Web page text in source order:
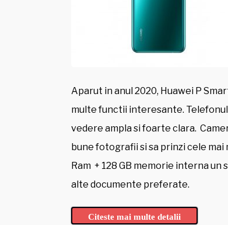
Aparut in anul 2020, Huawei P
multe functii interesante. Telefonul
vedere ampla si foarte clara.
bune fotografii si sa prinzi cele
Ram + 128 GB memorie interna
alte documente preferate.
Citeste mai multe detalii